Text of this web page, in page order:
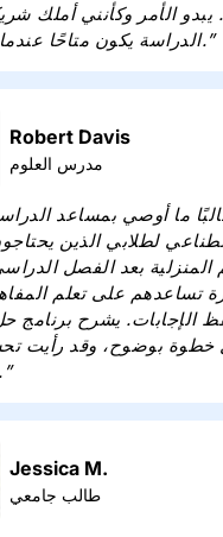
الأمر وكأنني أملك
الدراسة يكون متاحًا عندما أحتاج إليه.”
Robert Davis
مدرس العلوم
لطلابي الذين
المنزلية بعد الفصل
تساعدهم على تعلم
الإجابات. يشرح برنامج
خطوة بوضوح، وقد رأيت
في
Jessica M.
طالب جامعي